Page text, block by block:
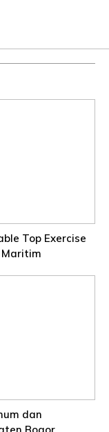
Top Exercise
Maritim
dan